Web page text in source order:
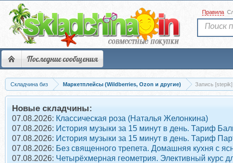
Последние сообщения
Правила
Складчина биз Маркетплейсы (Wildberries, Ozon и другие) Запись [stepik]
Новые складчины:
07.08.2026: Классическая роза (Наталья Желонкина)
07.08.2026: История музыки за 15 минут в день. Тариф
07.08.2026: История музыки за 15 минут в день. Тариф
07.08.2026: Без священного трепета. Домашняя кухня с
07.08.2026: Четырёхмерная геометрия. Элективный курс